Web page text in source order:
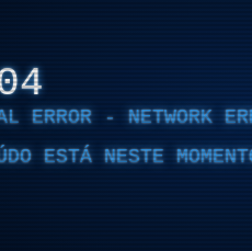
ERROR - NETWORK
ESTÁ NESTE